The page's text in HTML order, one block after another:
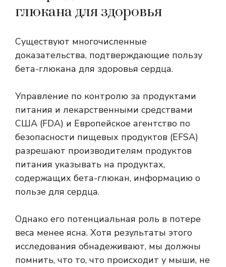
глюкана для здоровья
Существуют многочисленные
доказательства, подтверждающие пользу
бета-глюкана для здоровья сердца.
Управление по контролю за продуктами
питания и лекарственными средствами
США (FDA) и Европейское агентство по
безопасности пищевых продуктов (EFSA)
разрешают производителям продуктов
питания указывать на продуктах,
содержащих бета-глюкан, информацию о
пользе для сердца.
Однако его потенциальная роль в потере
веса менее ясна. Хотя результаты этого
исследования обнадеживают, мы должны
помнить, что то, что происходит у мыши, не